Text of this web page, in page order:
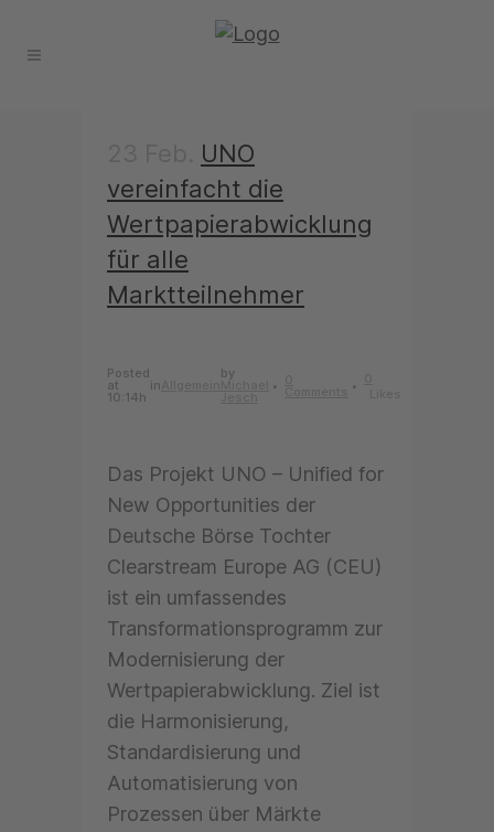
UNO
vereinfacht die
Wertpapierabwicklung
für alle
Marktteilnehmer
Posted
at
10:14h
in
by
Das Projekt UNO – Unified for
New Opportunities der
Deutsche Börse Tochter
Clearstream Europe AG (CEU)
ist ein umfassendes
Transformationsprogramm zur
Modernisierung der
Wertpapierabwicklung. Ziel ist
die Harmonisierung,
Standardisierung und
Automatisierung von
Prozessen über Märkte